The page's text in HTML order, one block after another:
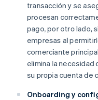
transacción y se
procesan
pago, por otro lado,
empresas al
comerciante
elimina la
su propia cuenta de
Onboarding y